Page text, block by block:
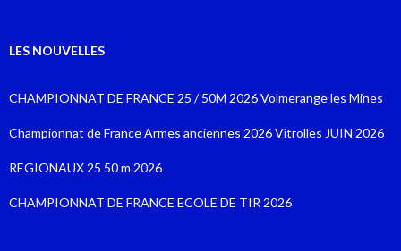
LES NOUVELLES
CHAMPIONNAT DE FRANCE 25 / 50M 2026 Volmerange les Mines
Championnat de France Armes anciennes 2026 Vitrolles JUIN 2026
REGIONAUX 25 50 m 2026
CHAMPIONNAT DE FRANCE ECOLE DE TIR 2026